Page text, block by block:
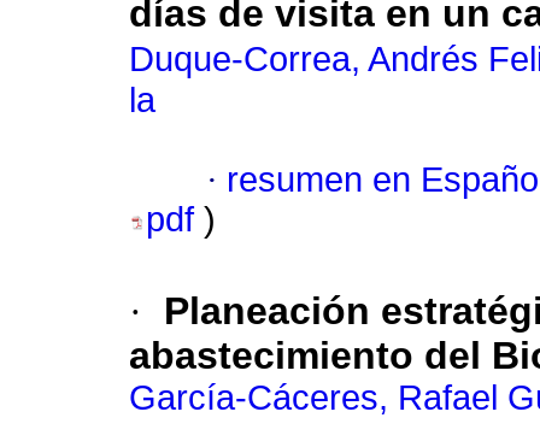
días de visita en un
Duque-Correa, Andrés
la
· resumen en
pdf )
·
Planeación
abastecimiento del
García-Cáceres, Rafael